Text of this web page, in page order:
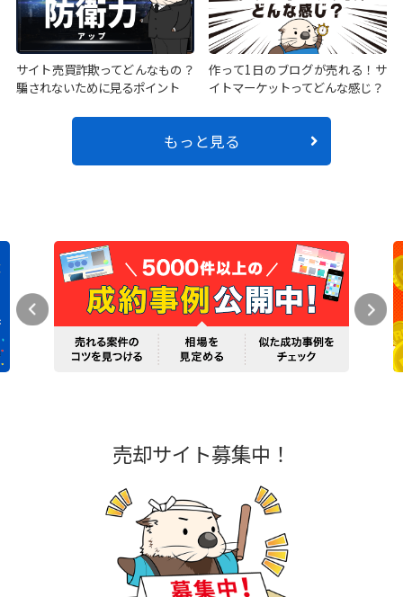
サイト売買詐欺ってどんなもの？
騙されないために見るポイント
作って1日のブログが売れる！サ
イトマーケットってどんな感じ？
もっと見る
売却サイト募集中！